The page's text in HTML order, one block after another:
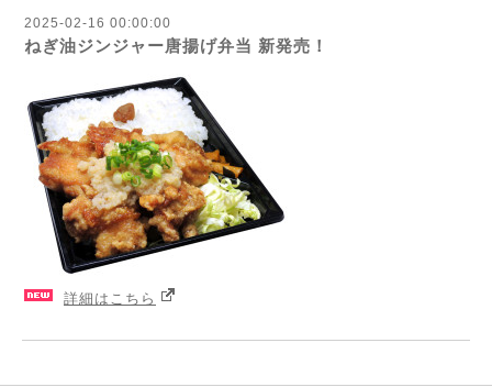
2025-02-16 00:00:00
ねぎ油ジンジャー唐揚げ弁当 新発売！
詳細はこちら